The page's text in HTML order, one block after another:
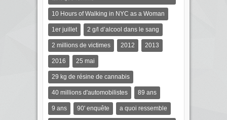
10 Hours of Walking in NYC as a Woman
1er juillet 2 g/l d’alcool dans le sang
2 millions de victimes 2012 2013
2016 25 mai
29 kg de résine de cannabis
40 millions d'automobilistes 89 ans
9 ans 90' enquête a quoi ressemble